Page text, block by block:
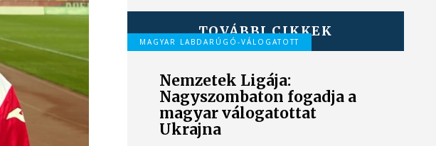
TOVÁBBI CIKKEK
MAGYAR LABDARÚGÓ-VÁLOGATOTT
Nemzetek Ligája:
Nagyszombaton fogadja a
magyar válogatottat
Ukrajna